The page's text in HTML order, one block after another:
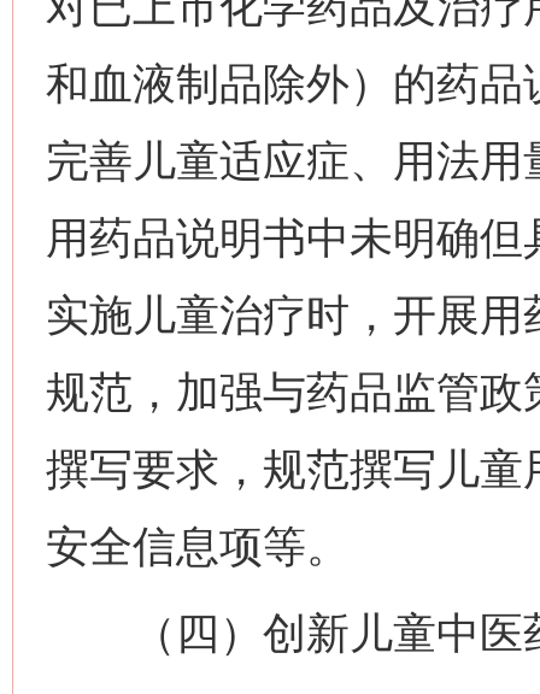
和血液制品除外）的药
完善儿童适应症、用法
用药品说明书中未明确
实施儿童治疗时，开展
规范，加强与药品监管
撰写要求，规范撰写儿
安全信息项等。
（四）创新儿童中医